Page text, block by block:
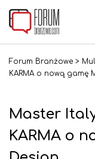
Forum Branżowe >
KARMA o nową gamę
Master
KARMA o